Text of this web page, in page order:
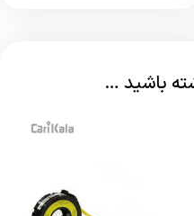
باشید …